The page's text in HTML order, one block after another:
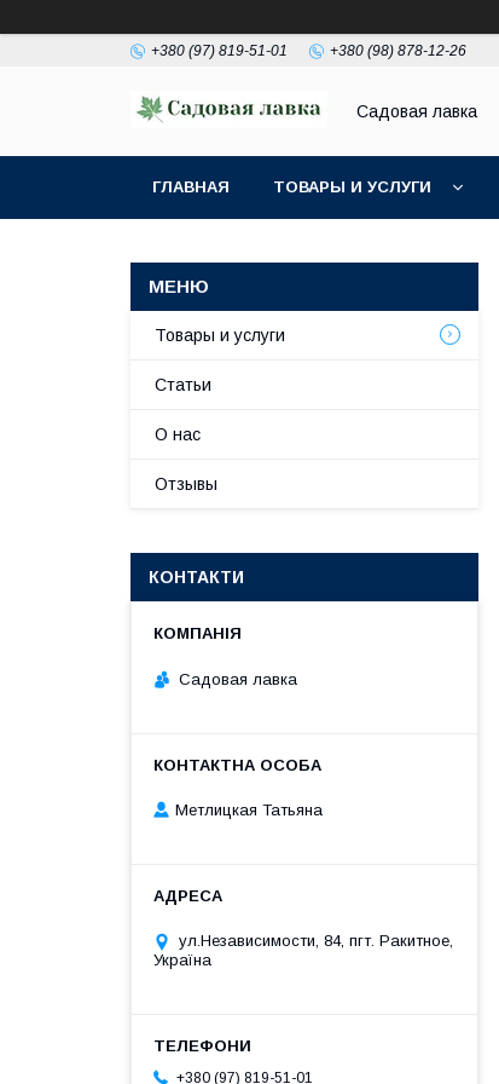
+380 (97) 819-51-01 +380 (98) 878-12-26
Садовая лавка
ГЛАВНАЯ ТОВАРЫ И УСЛУГИ
Товары и услуги
Статьи
О нас
Отзывы
КОНТАКТИ
Садовая лавка
Метлицкая Татьяна
ул.Независимости, 84, пгт. Ракитное,
Україна
+380 (97) 819-51-01